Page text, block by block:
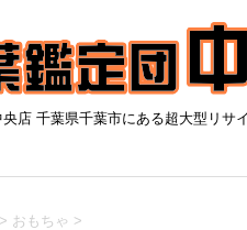
店 千葉県千葉市にある超大型リ
> おもちゃ >